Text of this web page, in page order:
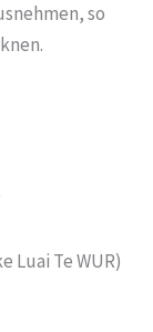
so
Luai Te WUR)